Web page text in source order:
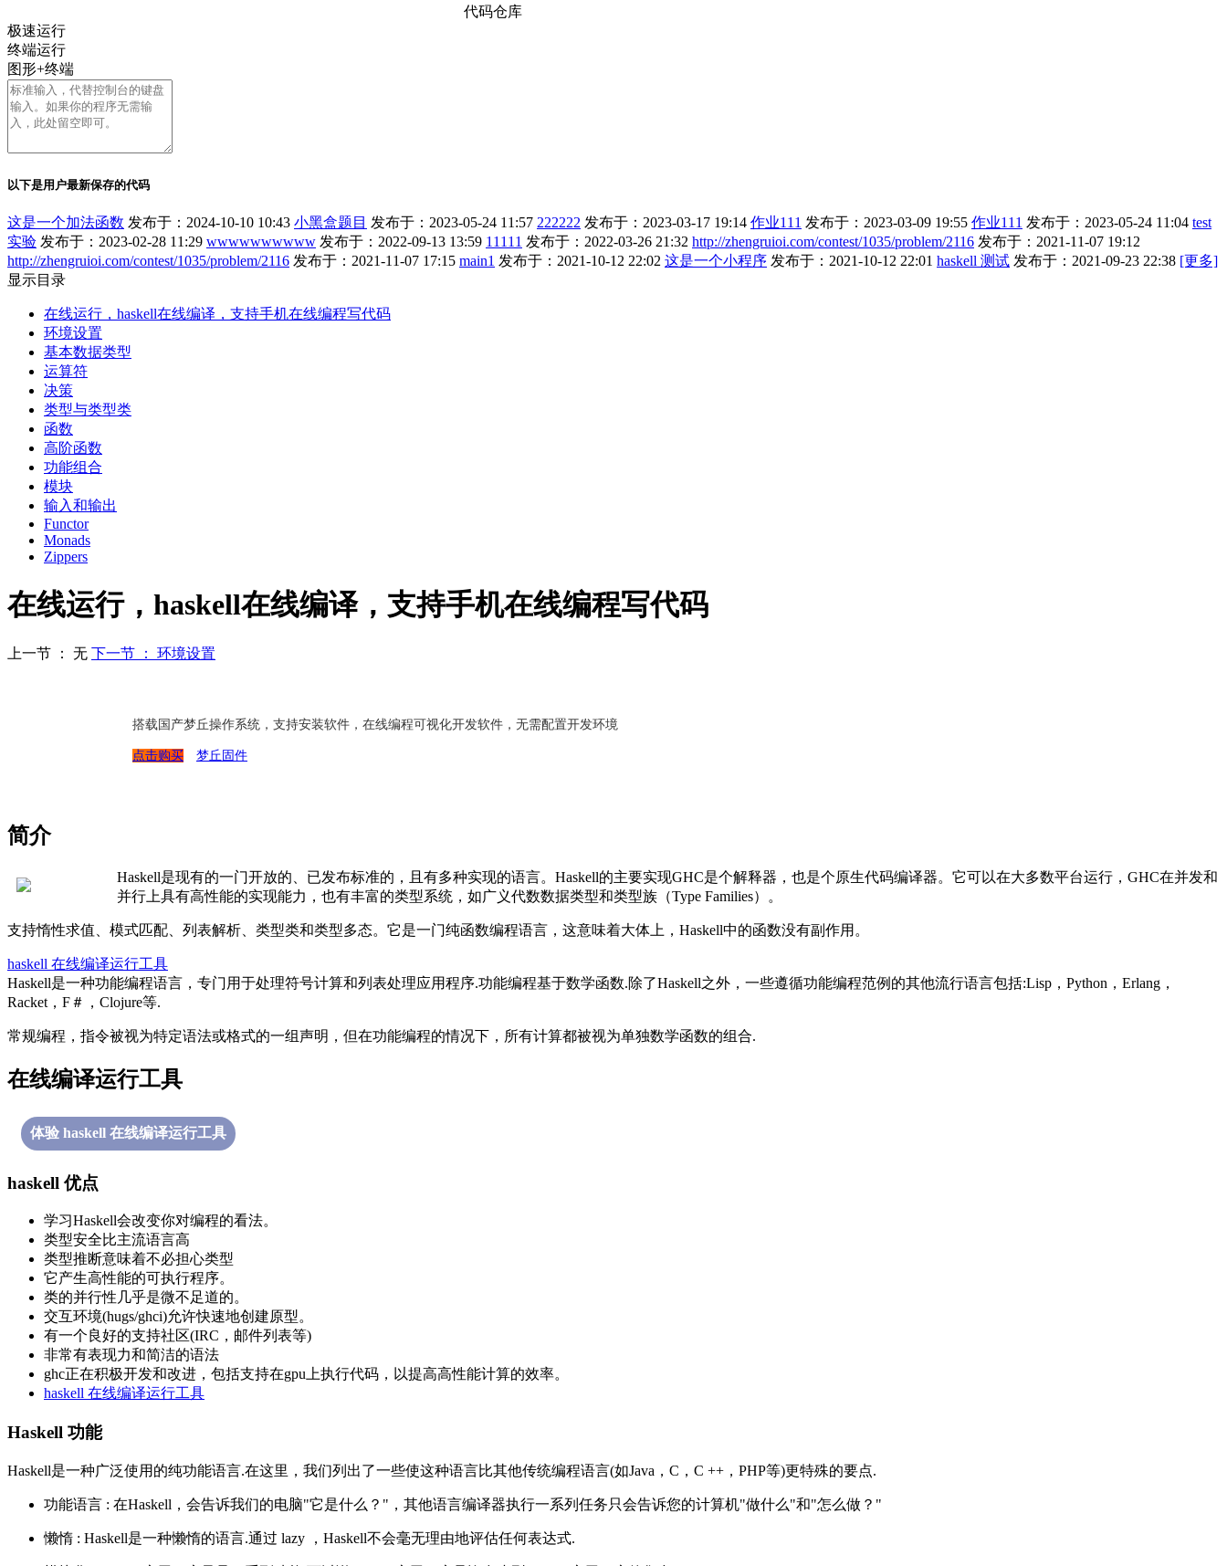
代码仓库
极速运行
终端运行
图形+终端
以下是用户最新保存的代码
这是一个加法函数 发布于：2024-10-10 10:43 小黑盒题目 发布于：2023-05-24 11:57 222222 发布于：2023-03-17 19:14 作业111 发布于：2023-03-09 19:55 作业111 发布于：2023-05-24 11:04 test
实验 发布于：2023-02-28 11:29 wwwwwwwwww 发布于：2022-09-13 13:59 11111 发布于：2022-03-26 21:32 http://zhengruioi.com/contest/1035/problem/2116 发布于：2021-11-07 19:12
http://zhengruioi.com/contest/1035/problem/2116 发布于：2021-11-07 17:15 main1 发布于：2021-10-12 22:02 这是一个小程序 发布于：2021-10-12 22:01 haskell 测试 发布于：2021-09-23 22:38 [更多]
显示目录
在线运行，haskell在线编译，支持手机在线编程写代码
环境设置
基本数据类型
运算符
决策
类型与类型类
函数
高阶函数
功能组合
模块
输入和输出
Functor
Monads
Zippers
在线运行，haskell在线编译，支持手机在线编程写代码
上一节 ： 无 下一节 ： 环境设置
搭载国产梦丘操作系统，支持安装软件，在线编程可视化开发软件，无需配置开发环境
点击购买 梦丘固件
简介
Haskell是现有的一门开放的、已发布标准的，且有多种实现的语言。Haskell的主要实现GHC是个解释器，也是个原生代码编译器。它可以在大多数平台运行，GHC在并发和
并行上具有高性能的实现能力，也有丰富的类型系统，如广义代数数据类型和类型族（Type Families）。
支持惰性求值、模式匹配、列表解析、类型类和类型多态。它是一门纯函数编程语言，这意味着大体上，Haskell中的函数没有副作用。
haskell 在线编译运行工具
Haskell是一种功能编程语言，专门用于处理符号计算和列表处理应用程序.功能编程基于数学函数.除了Haskell之外，一些遵循功能编程范例的其他流行语言包括:Lisp，Python，Erlang，
Racket，F＃，Clojure等.
常规编程，指令被视为特定语法或格式的一组声明，但在功能编程的情况下，所有计算都被视为单独数学函数的组合.
在线编译运行工具
体验 haskell 在线编译运行工具
haskell 优点
学习Haskell会改变你对编程的看法。
类型安全比主流语言高
类型推断意味着不必担心类型
它产生高性能的可执行程序。
类的并行性几乎是微不足道的。
交互环境(hugs/ghci)允许快速地创建原型。
有一个良好的支持社区(IRC，邮件列表等)
非常有表现力和简洁的语法
ghc正在积极开发和改进，包括支持在gpu上执行代码，以提高高性能计算的效率。
haskell 在线编译运行工具
Haskell 功能
Haskell是一种广泛使用的纯功能语言.在这里，我们列出了一些使这种语言比其他传统编程语言(如Java，C，C ++，PHP等)更特殊的要点.
功能语言 : 在Haskell，会告诉我们的电脑"它是什么？"，其他语言编译器执行一系列任务只会告诉您的计算机"做什么"和"怎么做？"
懒惰 : Haskell是一种懒惰的语言.通过 lazy ，Haskell不会毫无理由地评估任何表达式.